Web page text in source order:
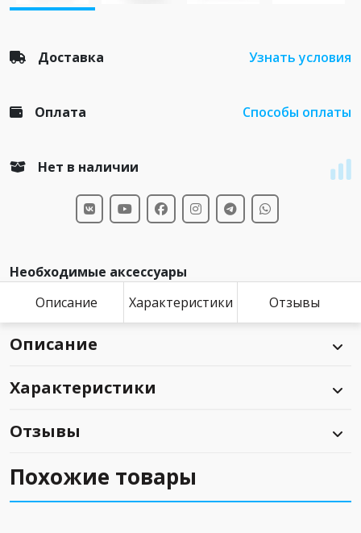
Доставка Узнать условия
Оплата Способы оплаты
Нет в наличии
Необходимые аксессуары
Описание
Характеристики Отзывы
Описание
Характеристики
Отзывы
Похожие товары